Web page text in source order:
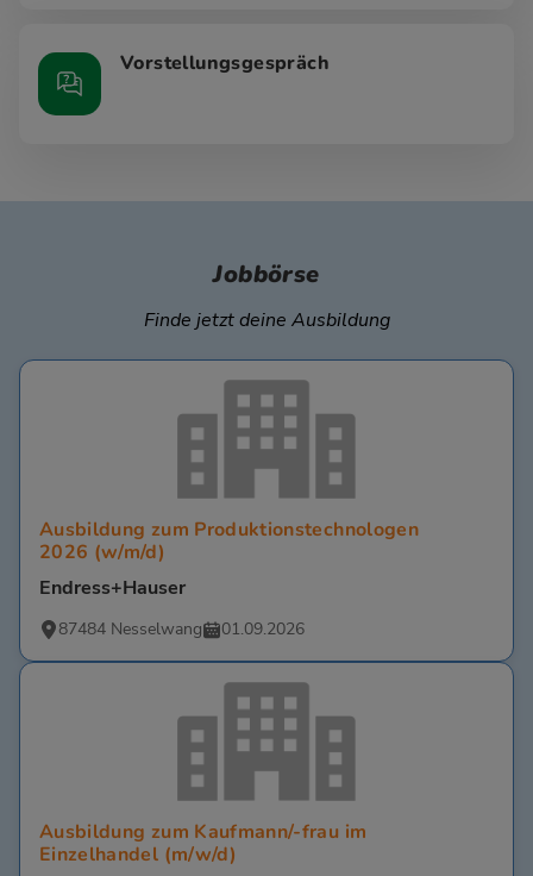
Vorstellungsgespräch
Jobbörse
Finde jetzt deine Ausbildung
Ausbildung zum Produktionstechnologen
2026 (w/m/d)
Endress+Hauser
87484 Nesselwang 01.09.2026
Ausbildung zum Kaufmann/-frau im
Einzelhandel (m/w/d)